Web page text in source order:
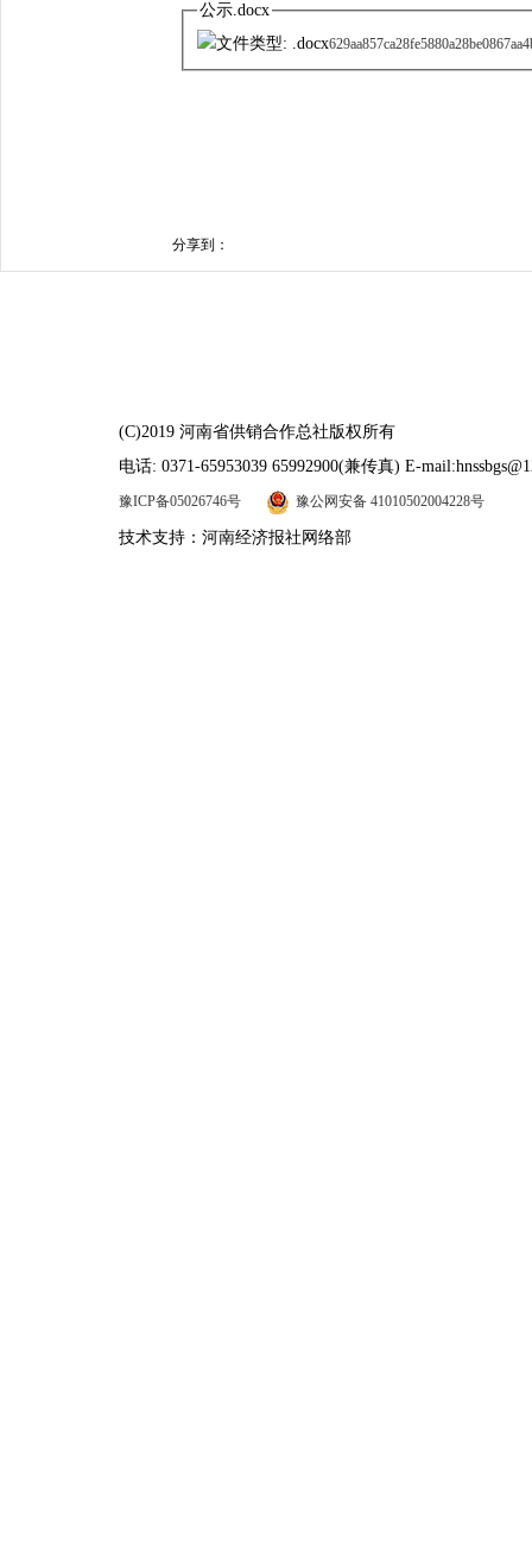
公示.docx
分享到：
(C)2019 河南省供销合作总社版权所有
电话: 0371-65953039 65992900(兼传真) E-
豫ICP备05026746号 豫公网安备 41010502004228号
技术支持：河南经济报社网络部